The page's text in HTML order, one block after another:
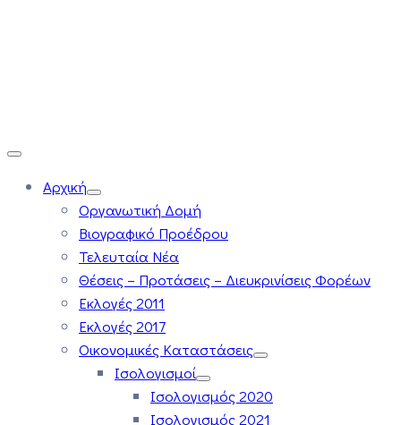
Αρχική
Οργανωτική Δομή
Βιογραφικό Προέδρου
Τελευταία Νέα
Θέσεις – Προτάσεις – Διευκρινίσεις Φορέων
Εκλογές 2011
Εκλογές 2017
Οικονομικές Καταστάσεις
Ισολογισμοί
Ισολογισμός 2020
Ισολογισμός 2021